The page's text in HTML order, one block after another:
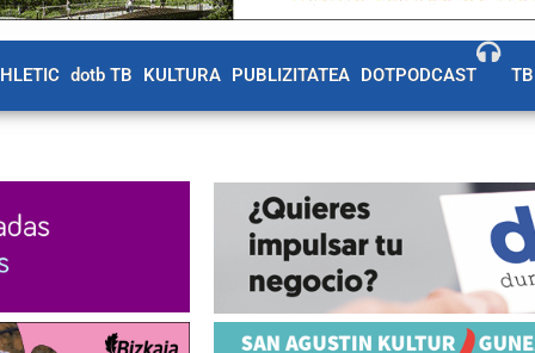
dotb TB KULTURA PUBLIZITATEA DOTPODCAST